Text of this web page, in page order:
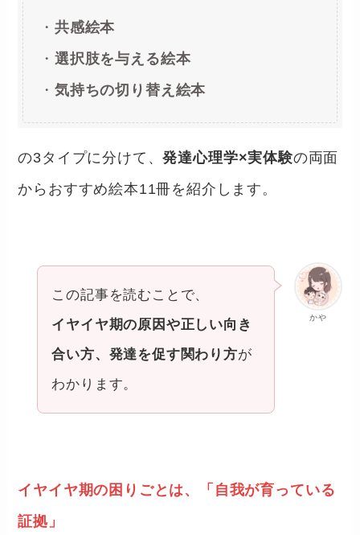
・共感絵本
・選択肢を与える絵本
・気持ちの切り替え絵本
の3タイプに分けて、発達心理学×実体験の両面
からおすすめ絵本11冊を紹介します。
かや
この記事を読むことで、
イヤイヤ期の原因や正しい向き
合い方、発達を促す関わり方が
わかります。
イヤイヤ期の困りごとは、「自我が育っている
証拠」